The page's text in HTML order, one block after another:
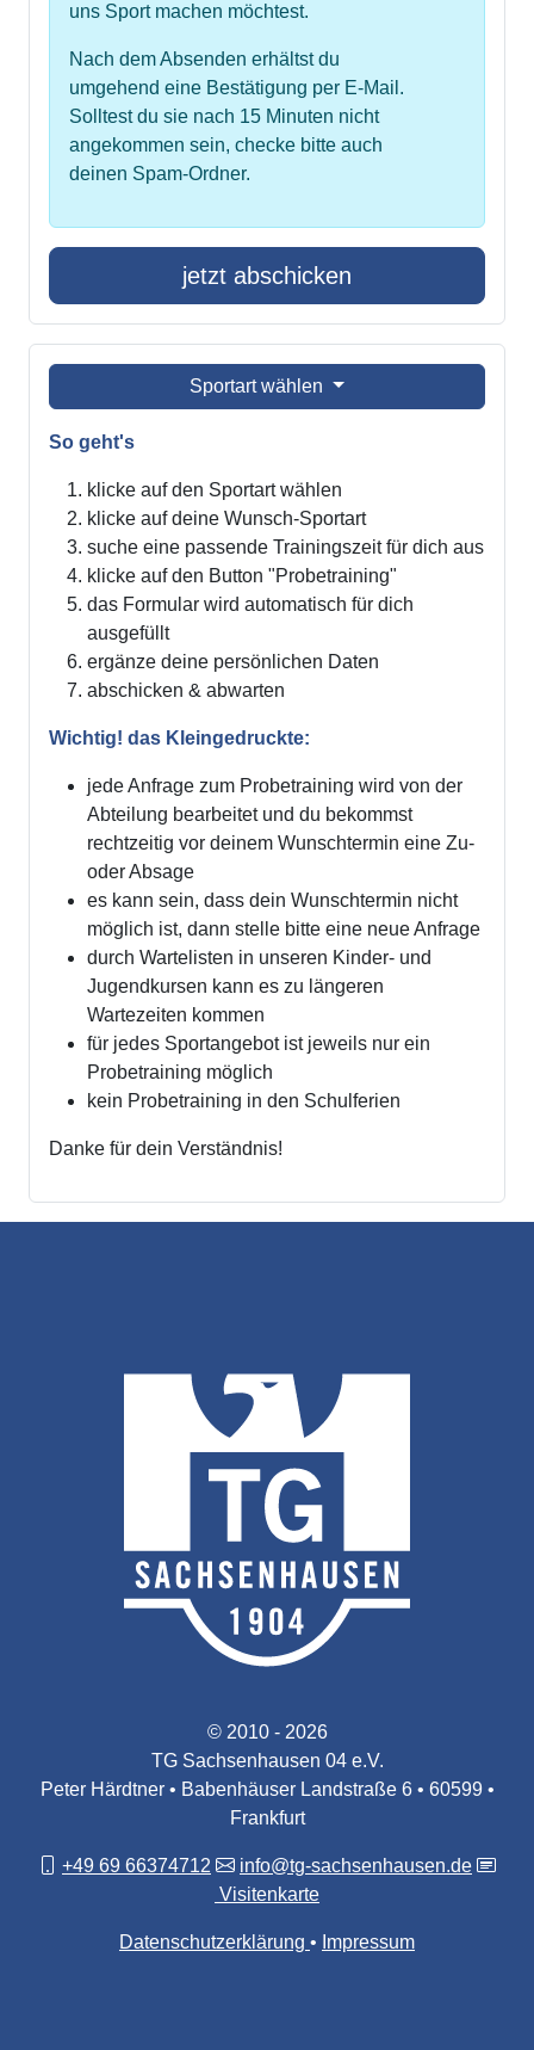
uns Sport machen möchtest.
Nach dem Absenden erhältst du
umgehend eine Bestätigung per E-Mail.
Solltest du sie nach 15 Minuten nicht
angekommen sein, checke bitte auch
deinen Spam-Ordner.
jetzt abschicken
Sportart wählen
So geht's
klicke auf den Sportart wählen
klicke auf deine Wunsch-Sportart
suche eine passende Trainingszeit für dich aus
klicke auf den Button "Probetraining"
das Formular wird automatisch für dich
ausgefüllt
ergänze deine persönlichen Daten
abschicken & abwarten
Wichtig! das Kleingedruckte:
jede Anfrage zum Probetraining wird von der
Abteilung bearbeitet und du bekommst
rechtzeitig vor deinem Wunschtermin eine Zu-
oder Absage
es kann sein, dass dein Wunschtermin nicht
möglich ist, dann stelle bitte eine neue Anfrage
durch Wartelisten in unseren Kinder- und
Jugendkursen kann es zu längeren
Wartezeiten kommen
für jedes Sportangebot ist jeweils nur ein
Probetraining möglich
kein Probetraining in den Schulferien
Danke für dein Verständnis!
© 2010 - 2026
TG Sachsenhausen 04 e.V.
Peter Härdtner • Babenhäuser Landstraße 6 • 60599 •
Frankfurt
+49 69 66374712
info@tg-sachsenhausen.de
Visitenkarte
Datenschutzerklärung Impressum